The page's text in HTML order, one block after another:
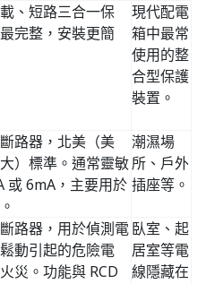
、短路三合一保
完整，安裝更簡
現代配電
箱中最常
使用的整
合型保護
裝置。
路器，北美（美
）標準。通常靈敏
或 6mA，主要用於
潮濕場
所、戶外
插座等。
路器，用於偵測電
動引起的危險電
災。功能與 RCD
臥室、起
居室等電
線隱藏在